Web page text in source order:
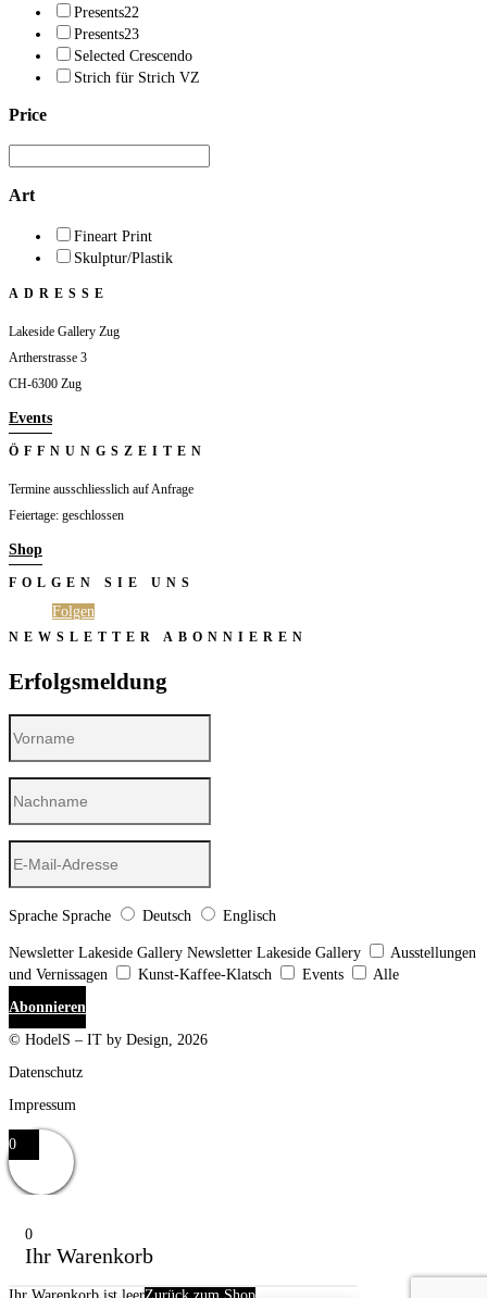
Presents22
Presents23
Selected Crescendo
Strich für Strich VZ
Price
Art
Fineart Print
Skulptur/Plastik
ADRESSE
Lakeside Gallery Zug
Artherstrasse 3
CH-6300 Zug
Events
ÖFFNUNGSZEITEN
Termine ausschliesslich auf Anfrage
Feiertage: geschlossen
Shop
FOLGEN SIE UNS
Folgen
NEWSLETTER ABONNIEREN
Erfolgsmeldung
Sprache Sprache Deutsch Englisch
Newsletter Lakeside Gallery Newsletter Lakeside Gallery
Ausstellungen
und Vernissagen
Kunst-Kaffee-Klatsch Events
Alle
Abonnieren
© HodelS – IT by Design, 2026
Datenschutz
Impressum
0
0
Ihr Warenkorb